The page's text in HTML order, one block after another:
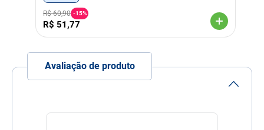
Composição
VITAMINA C, CARBONATO
AROMA DE LARANJA,
B.H.T. (HIDRÓXIDO DE
TOLUENO BUTILADO).
R$ 60,90 -15%
R$ 51 ,77
Avaliação de produto